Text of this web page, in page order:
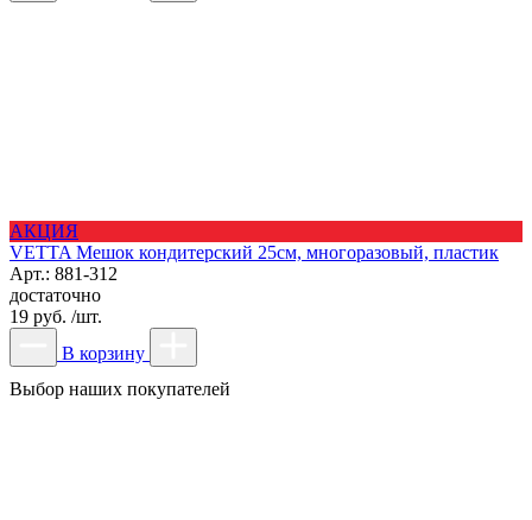
АКЦИЯ
VETTA Мешок кондитерский 25см, многоразовый, пластик
Арт.: 881-312
достаточно
19 руб. /шт.
В корзину
Выбор наших покупателей